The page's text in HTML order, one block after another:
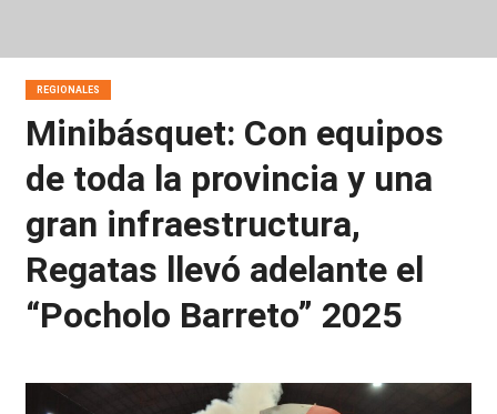
REGIONALES
Minibásquet: Con equipos
de toda la provincia y una
gran infraestructura,
Regatas llevó adelante el
“Pocholo Barreto” 2025